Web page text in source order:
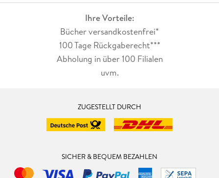
Ihre Vorteile:
Bücher versandkostenfrei*
100 Tage Rückgaberecht***
Abholung in über 100 Filialen
uvm.
ZUGESTELLT DURCH
SICHER & BEQUEM BEZAHLEN